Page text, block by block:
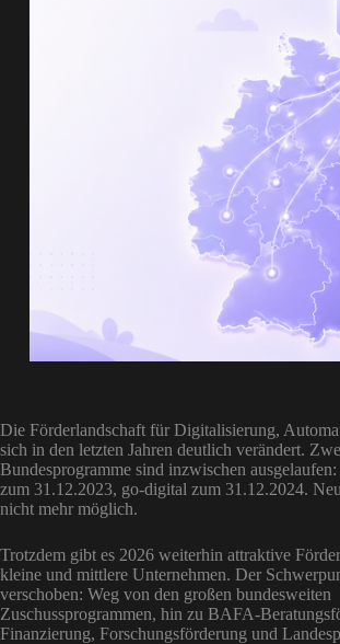
Die Förderlandschaft für Digitalisierung,
sich in den letzten Jahren deutlich verändert.
Bundesprogramme sind inzwischen
zum 31.12.2023, go-digital zum 31.12.2024.
nicht mehr möglich.
Trotzdem gibt es 2026 weiterhin attraktive
kleine und mittlere Unternehmen. Der
verschoben: Weg von den großen bundesweiten
Zuschussprogrammen, hin zu BAFA-
Finanzierung, Forschungsförderung und